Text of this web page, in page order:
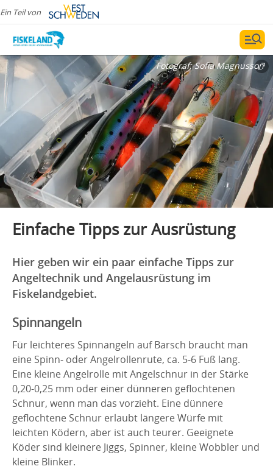
Ein Teil von
Fotograf:Sofia Magnusson
Einfache Tipps zur Ausrüstung
Hier geben wir ein paar einfache Tipps zur
Angeltechnik und Angelausrüstung im
Fiskelandgebiet.
Spinnangeln
Für leichteres Spinnangeln auf Barsch braucht man
eine Spinn- oder Angelrollenrute, ca. 5-6 Fuß lang.
Eine kleine Angelrolle mit Angelschnur in der Stärke
0,20-0,25 mm oder einer dünneren geflochtenen
Schnur, wenn man das vorzieht. Eine dünnere
geflochtene Schnur erlaubt längere Würfe mit
leichten Ködern, aber ist auch teurer. Geeignete
Köder sind kleinere Jiggs, Spinner, kleine Wobbler und
kleine Blinker.